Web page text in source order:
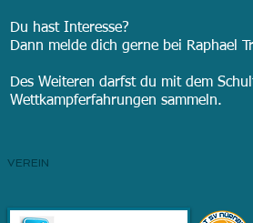
Du hast Interesse?
Dann melde dich gerne bei Raphael
Des Weiteren darfst du mit dem
Wettkampferfahrungen sammeln.
VEREIN